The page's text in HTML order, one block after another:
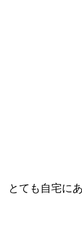
とても自宅に